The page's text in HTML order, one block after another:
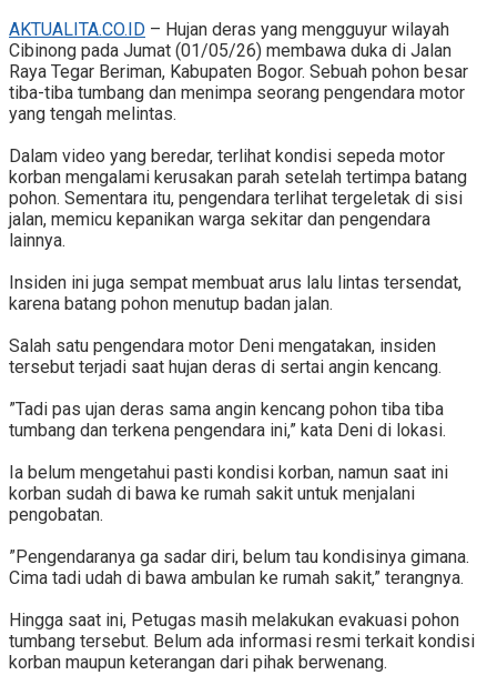
AKTUALITA.CO.ID – Hujan deras yang mengguyur wilayah
Cibinong pada Jumat (01/05/26) membawa duka di Jalan
Raya Tegar Beriman, Kabupaten Bogor. Sebuah pohon besar
tiba-tiba tumbang dan menimpa seorang pengendara motor
yang tengah melintas.
‎Dalam video yang beredar, terlihat kondisi sepeda motor
korban mengalami kerusakan parah setelah tertimpa batang
pohon. Sementara itu, pengendara terlihat tergeletak di sisi
jalan, memicu kepanikan warga sekitar dan pengendara
lainnya.
‎Insiden ini juga sempat membuat arus lalu lintas tersendat,
karena batang pohon menutup badan jalan.
‎Salah satu pengendara motor Deni mengatakan, insiden
tersebut terjadi saat hujan deras di sertai angin kencang.
‎”Tadi pas ujan deras sama angin kencang pohon tiba tiba
tumbang dan terkena pengendara ini,” kata Deni di lokasi.
‎Ia belum mengetahui pasti kondisi korban, namun saat ini
korban sudah di bawa ke rumah sakit untuk menjalani
pengobatan.
‎”Pengendaranya ga sadar diri, belum tau kondisinya gimana.
Cima tadi udah di bawa ambulan ke rumah sakit,” terangnya.
‎Hingga saat ini, Petugas masih melakukan evakuasi pohon
tumbang tersebut. Belum ada informasi resmi terkait kondisi
korban maupun keterangan dari pihak berwenang.